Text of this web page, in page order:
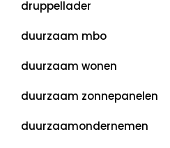
druppellader
duurzaam mbo
duurzaam wonen
duurzaam zonnepanelen
duurzaamondernemen